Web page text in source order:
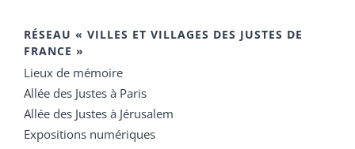
RÉSEAU « VILLES ET VILLAGES DES JUSTES DE
FRANCE »
Lieux de mémoire
Allée des Justes à Paris
Allée des Justes à Jérusalem
Expositions numériques